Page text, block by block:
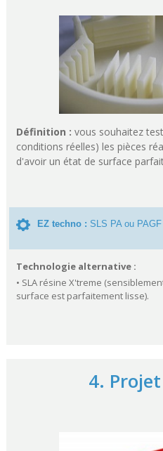
Définition : vous souhaitez
conditions réelles) les pièces
d'avoir un état de surface
EZ techno : SLS PA ou
Technologie alternative :
• SLA résine X'treme
surface est parfaitement lisse).
4.